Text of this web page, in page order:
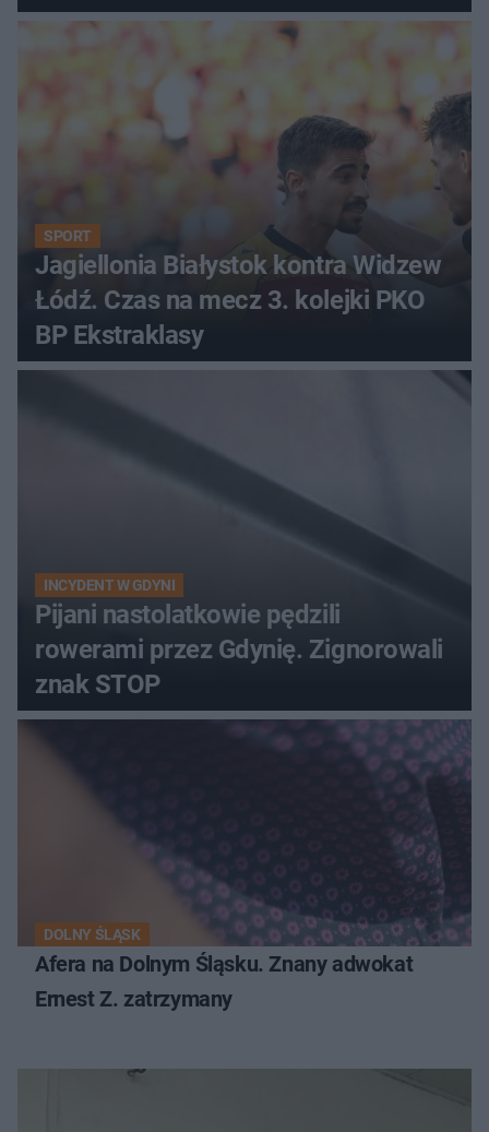
SPORT
Jagiellonia Białystok kontra Widzew
Łódź. Czas na mecz 3. kolejki PKO
BP Ekstraklasy
INCYDENT W GDYNI
Pijani nastolatkowie pędzili
rowerami przez Gdynię. Zignorowali
znak STOP
DOLNY ŚLĄSK
Afera na Dolnym Śląsku. Znany adwokat
Ernest Z. zatrzymany